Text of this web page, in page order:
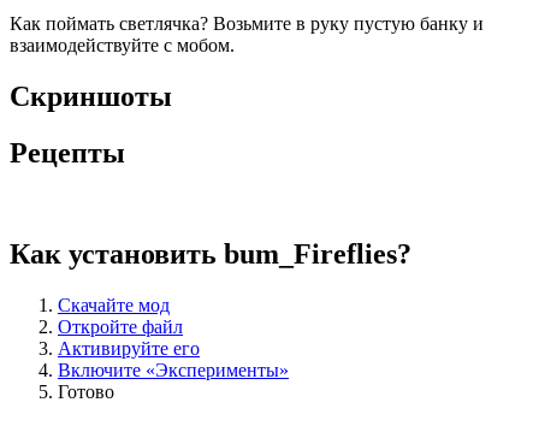
Как поймать светлячка? Возьмите в руку пустую банку и
взаимодействуйте с мобом.
Скриншоты
Рецепты
Как установить bum_Fireflies?
Скачайте мод
Откройте файл
Активируйте его
Включите «Эксперименты»
Готово